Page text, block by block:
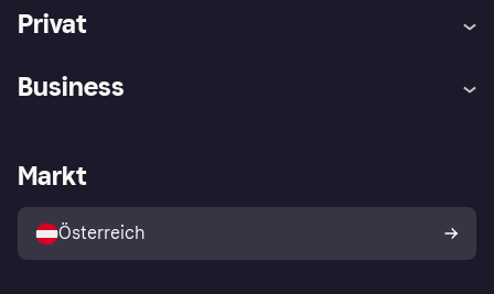
Privat
Shops entdecken
Business
Händlerportal
Markt
Österreich